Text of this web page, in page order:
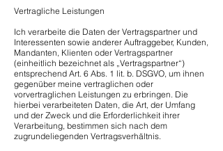
Vertragliche Leistungen
Ich verarbeite die Daten der Vertragspartner und
Interessenten sowie anderer Auftraggeber, Kunden,
Mandanten, Klienten oder Vertragspartner
(einheitlich bezeichnet als „Vertragspartner“)
entsprechend Art. 6 Abs. 1 lit. b. DSGVO, um ihnen
gegenüber meine vertraglichen oder
vorvertraglichen Leistungen zu erbringen. Die
hierbei verarbeiteten Daten, die Art, der Umfang
und der Zweck und die Erforderlichkeit ihrer
Verarbeitung, bestimmen sich nach dem
zugrundeliegenden Vertragsverhältnis.